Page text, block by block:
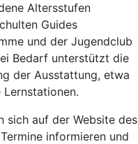
Altersstufen
Guides
und der Jugendclub
Bedarf unterstützt die
der Ausstattung, etwa
sich auf der Website des
informieren und